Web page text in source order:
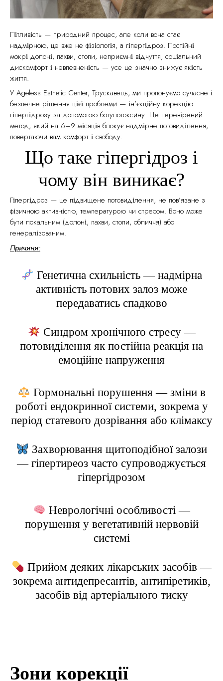
Пітливість — природний процес, але коли вона стає
надмірною, це вже не фізіологія, а гіпергідроз. Постійні
мокрі долоні, пахви, стопи, неприємні відчуття, соціальний
дискомфорт і невпевненість — усе це значно знижує якість
життя.
У Ageless Esthetic Center, Трускавець, ми пропонуємо сучасне і
безпечне рішення цієї проблеми — ін’єкційну корекцію
гіпергідрозу за допомогою ботулотоксину. Це перевірений
метод, який на 6–9 місяців блокує надмірне потовиділення,
повертаючи вам комфорт і свободу.
Що таке гіпергідроз і
чому він виникає?
Гіпергідроз — це підвищене потовиділення, не пов’язане з
фізичною активністю, температурою чи стресом. Воно може
бути локальним (долоні, пахви, стопи, обличчя) або
генералізованим.
Причини:
Генетична схильність — надмірна
активність потових залоз може
передаватись спадково
Синдром хронічного стресу —
потовиділення як постійна реакція на
емоційне напруження
Гормональні порушення — зміни в
роботі ендокринної системи, зокрема у
період статевого дозрівання або клімаксу
Захворювання щитоподібної залози
— гіпертиреоз часто супроводжується
гіпергідрозом
Неврологічні особливості —
порушення у вегетативній нервовій
системі
Прийом деяких лікарських засобів —
зокрема антидепресантів, антипіретиків,
засобів від артеріального тиску
Зони корекції